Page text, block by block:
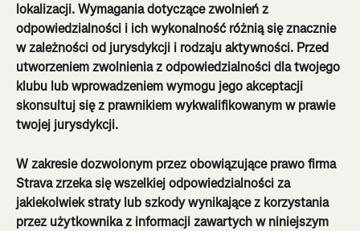
lokalizacji. Wymagania dotyczące zwolnień z
odpowiedzialności i ich wykonalność różnią się znacznie
w zależności od jurysdykcji i rodzaju aktywności. Przed
utworzeniem zwolnienia z odpowiedzialności dla twojego
klubu lub wprowadzeniem wymogu jego akceptacji
skonsultuj się z prawnikiem wykwalifikowanym w prawie
twojej jurysdykcji.
W zakresie dozwolonym przez obowiązujące prawo firma
Strava zrzeka się wszelkiej odpowiedzialności za
jakiekolwiek straty lub szkody wynikające z korzystania
przez użytkownika z informacji zawartych w niniejszym